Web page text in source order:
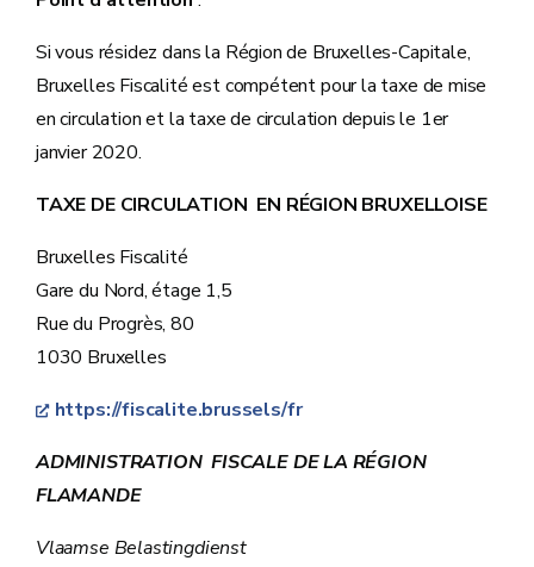
Si vous résidez dans la Région de Bruxelles-Capitale,
Bruxelles Fiscalité est compétent pour la taxe de mise
en circulation et la taxe de circulation depuis le 1er
janvier 2020.
TAXE DE CIRCULATION EN RÉGION BRUXELLOISE
Bruxelles Fiscalité
Gare du Nord, étage 1,5
Rue du Progrès, 80
1030 Bruxelles
https://fiscalite.brussels/fr
ADMINISTRATION FISCALE DE LA RÉGION
FLAMANDE
Vlaamse Belastingdienst